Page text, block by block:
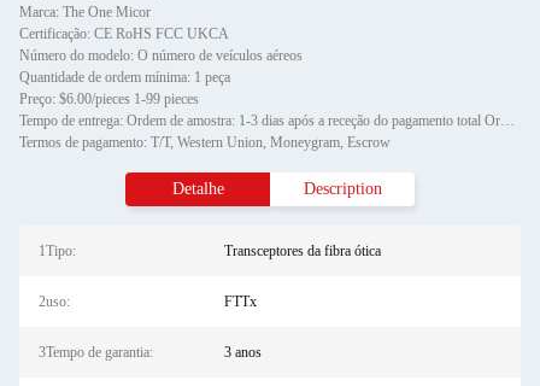
Marca: The One Micor
Certificação: CE RoHS FCC UKCA
Número do modelo: O número de veículos aéreos
Quantidade de ordem mínima: 1 peça
Preço: $6.00/pieces 1-99 pieces
Tempo de entrega: Ordem de amostra: 1-3 dias após a receção do pagamento total Ordem de estoque: 3-7 dias após a receç
Termos de pagamento: T/T, Western Union, Moneygram, Escrow
Detalhe Description
1Tipo: Transceptores da fibra ótica
2uso: FTTx
3Tempo de garantia: 3 anos